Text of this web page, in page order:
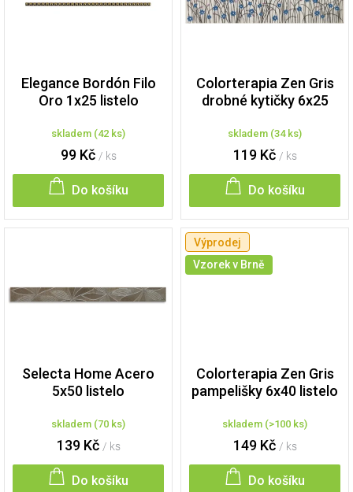
Elegance Bordón Filo
Oro 1x25 listelo
skladem (42 ks)
99 Kč / ks
Do košíku
Colorterapia Zen Gris
drobné kytičky 6x25
skladem (34 ks)
119 Kč / ks
Do košíku
Selecta Home Acero
5x50 listelo
skladem (70 ks)
139 Kč / ks
Do košíku
Výprodej
Vzorek v Brně
Colorterapia Zen Gris
pampelišky 6x40 listelo
skladem (>100 ks)
149 Kč / ks
Do košíku